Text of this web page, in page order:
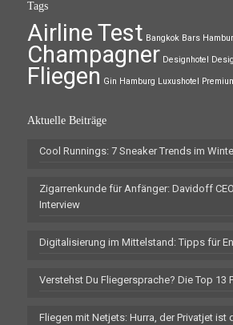
Tags
Airline Test Bangkok Bars
Champagner Designhotel
Fliegen Gin Hamburg Luxushotel
Aktuelle Beiträge
Cool Runnings: 7 Sneaker Trends im
Zigarrenkunde für Anfänger: Davidoff
Interview
Digitalisierung im Mittelstand: Tipps für
Verstehst Du Fliegersprache? Die Top 13
Fliegen mit Netjets: Hurra, der Privatjet ist